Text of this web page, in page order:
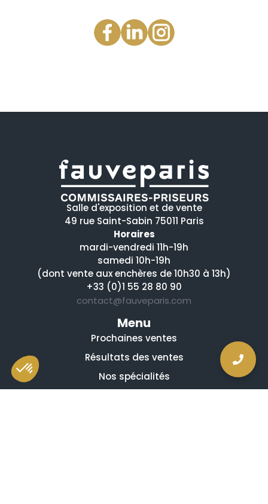
Salle d'exposition et de vente
49 rue Saint-Sabin 75011 Paris
Horaires
mardi-vendredi 11h-19h
samedi 10h-19h
(dont vente aux enchères de 10h30 à 13h)
+33 (0)1 55 28 80 90
contact@fauveparis.com
Menu
Prochaines ventes
Résultats des ventes
Nos spécialités